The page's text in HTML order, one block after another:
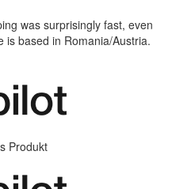
was surprisingly fast, even
is based in Romania/Austria.
Produkt